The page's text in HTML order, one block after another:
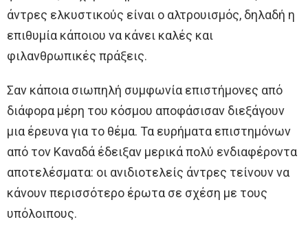
άντρες ελκυστικούς είναι ο αλτρουισμός, δηλαδή η
επιθυμία κάποιου να κάνει καλές και
φιλανθρωπικές πράξεις.
Σαν κάποια σιωπηλή συμφωνία επιστήμονες από
διάφορα μέρη του κόσμου αποφάσισαν διεξάγουν
μια έρευνα για το θέμα. Τα ευρήματα επιστημόνων
από τον Καναδά έδειξαν μερικά πολύ ενδιαφέροντα
αποτελέσματα: οι ανιδιοτελείς άντρες τείνουν να
κάνουν περισσότερο έρωτα σε σχέση με τους
υπόλοιπους.